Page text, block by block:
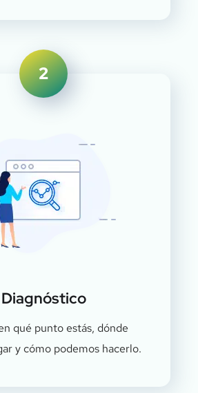
2
Diagnóstico
qué punto estás, dónde
y cómo podemos hacerlo.